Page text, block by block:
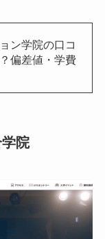
ン学院の口コ
偏差値・学費
院